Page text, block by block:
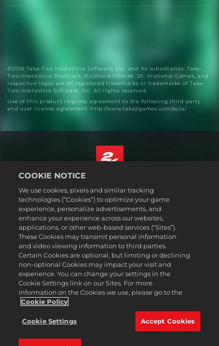
©2016 Take-Two Interactive Software, Inc. and its subsidiaries. Take-
Two Interactive, BioShock, BioShock Infinite, 2K, Irrational Games, and
respective logos are all registered trademarks or trademarks of Take-
Two Interactive Software, Inc. All rights reserved.
Use of this product requires agreement to the following third party
end user license agreement: http://www.take2games.com/eula/
กฎหมาย
นโยบายความเป็นส่วนตัว
นโยบายคุกกี้
ส่วนช่วยเหลือ
ห้ามขายหรือแบ่งปันข้อมูลส่วนบุคคลของฉัน
Order Lookup & Refunds
2K Ad Partners
©2016-2026 Take-Two Interactive Software Inc. 2K, Firaxis Games,
Civilization, and their respective logos are trademarks of Take-Two
Interactive Software, Inc. All rights reserved.
เครื่องหมายการค้าทั้งหมดที่ปรากฏในที่นี้เป็นสินทรัพย์ของเจ้าของ
ไทย
COOKIE NOTICE
We use cookies, pixels and similar tracking
technologies (“Cookies”) to optimize your game
experience, personalize advertisements, and
enhance your experience across our websites,
applications, or other web-based services (“Sites”).
These Cookies may transmit personal information
and video viewing information to third parties.
Certain Cookies are optional, but limiting or declining
non-optional Cookies may impact your visit and
experience. You can change your settings in the
Cookie Settings link on our Sites. For more
information on the Cookies we use, please go to the
Cookie Policy
Cookie Settings Accept Cookies